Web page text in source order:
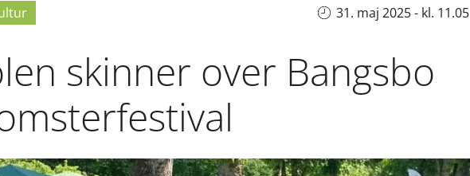
31. maj 2025 - kl. 11.05
skinner over Bangsbo